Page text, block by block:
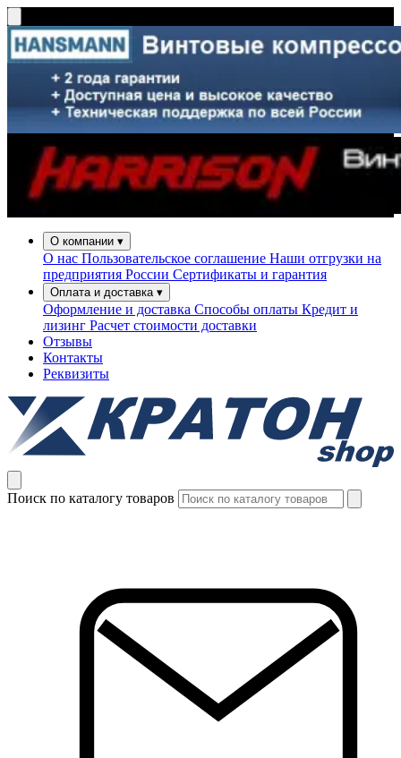
О компании ▾
О нас Пользовательское соглашение Наши отгрузки на
предприятия России Сертификаты и гарантия
Оплата и доставка ▾
Оформление и доставка Способы оплаты Кредит и
лизинг Расчет стоимости доставки
Отзывы
Контакты
Реквизиты
Поиск по каталогу товаров